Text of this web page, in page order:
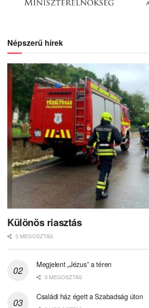
Népszerű hírek
Különös riasztás
0 MEGOSZTÁS
Megjelent „Jézus” a téren
0 MEGOSZTÁS
Családi ház égett a Szabadság úton